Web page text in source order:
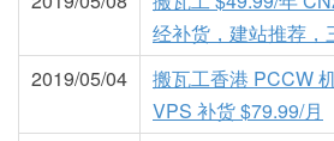
经补货，建站推荐，
2019/05/04
搬瓦工香港 PCCW
VPS 补货 $79.99/月